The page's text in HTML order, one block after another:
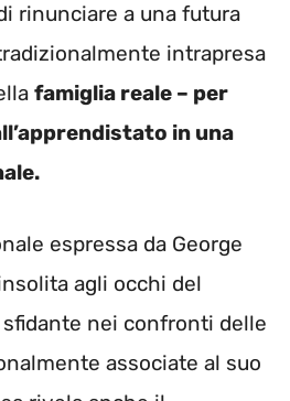
rinunciare a una futura
intrapresa
famiglia reale – per
in una
espressa da George
agli occhi del
nei confronti delle
associate al suo